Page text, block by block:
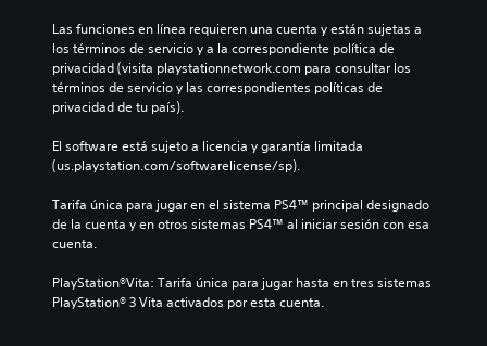
Las funciones en línea requieren una cuenta y están sujetas a
los términos de servicio y a la correspondiente política de
privacidad (visita playstationnetwork.com para consultar los
términos de servicio y las correspondientes políticas de
privacidad de tu país).
El software está sujeto a licencia y garantía limitada
(us.playstation.com/softwarelicense/sp).
Tarifa única para jugar en el sistema PS4™ principal designado
de la cuenta y en otros sistemas PS4™ al iniciar sesión con esa
cuenta.
PlayStation®Vita: Tarifa única para jugar hasta en tres sistemas
PlayStation® 3 Vita activados por esta cuenta.